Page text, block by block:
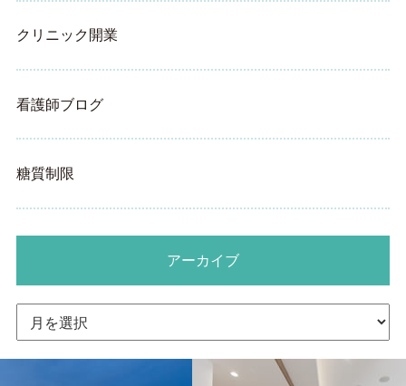
クリニック開業
看護師ブログ
糖質制限
アーカイブ
カ
イ